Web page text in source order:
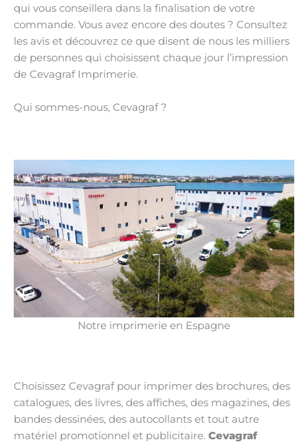
qui vous conseillera dans la finalisation de votre
commande. Vous avez encore des doutes ? Consultez
les avis et découvrez ce que disent de nous les milliers
de personnes qui choisissent chaque jour l’impression
de Cevagraf Imprimerie.
Qui sommes-nous, Cevagraf ?
Notre imprimerie en Espagne
Choisissez Cevagraf pour imprimer des brochures, des
catalogues, des livres, des affiches, des magazines, des
bandes dessinées, des autocollants et tout autre
matériel promotionnel et publicitaire. Cevagraf